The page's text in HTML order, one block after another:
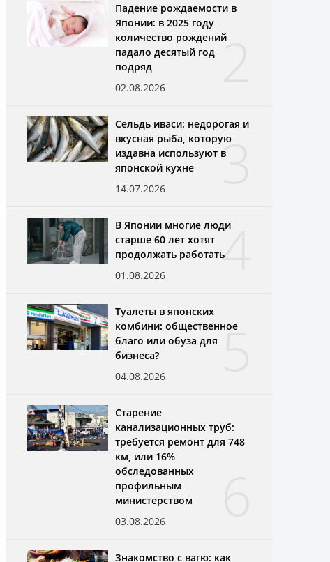
2
Падение рождаемости в
Японии: в 2025 году
количество рождений
падало десятый год
подряд
02.08.2026
3
Сельдь иваси: недорогая и
вкусная рыба, которую
издавна используют в
японской кухне
14.07.2026
4
В Японии многие люди
старше 60 лет хотят
продолжать работать
01.08.2026
5
Туалеты в японских
комбини: общественное
благо или обуза для
бизнеса?
04.08.2026
Старение
канализационных труб:
требуется ремонт для 748
км, или 16%
обследованных
профильным
министерством
03.08.2026
Знакомство с вагю: как